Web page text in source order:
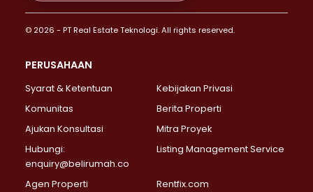
Properti Dijual di Bendungan Hilir >
Properti Dijual di Jakarta Selatan >
Properti Dijual di Lebak Bulus >
Properti Dijual di Gandaria Selatan >
Properti Dijual di Pondok Labu >
Properti Dijual di Lenteng Agung >
Properti Dijual di Senayan >
Properti Dijual di Pondok Pinang >
© 2026 - PT Real Estate Teknologi. All rights reserved.
PERUSAHAAN
Syarat & Ketentuan
Kebijakan Privasi
Komunitas
Berita Properti
Ajukan Konsultasi
Mitra Proyek
Hubungi:
enquiry@belirumah.co
Listing Management Service
Agen Properti Rentfix.com